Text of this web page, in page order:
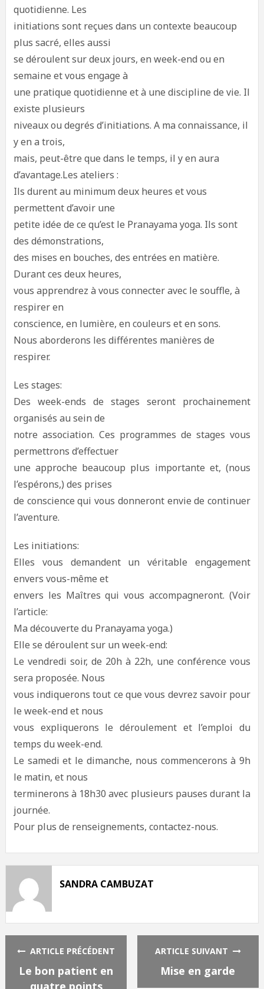
quotidienne. Les
initiations sont reçues dans un contexte beaucoup
plus sacré, elles aussi
se déroulent sur deux jours, en week-end ou en
semaine et vous engage à
une pratique quotidienne et à une discipline de vie. Il
existe plusieurs
niveaux ou degrés d’initiations. A ma connaissance, il
y en a trois,
mais, peut-être que dans le temps, il y en aura
d’avantage.Les ateliers :
Ils durent au minimum deux heures et vous
permettent d’avoir une
petite idée de ce qu’est le Pranayama yoga. Ils sont
des démonstrations,
des mises en bouches, des entrées en matière.
Durant ces deux heures,
vous apprendrez à vous connecter avec le souffle, à
respirer en
conscience, en lumière, en couleurs et en sons.
Nous aborderons les différentes manières de
respirer.
Les stages:
Des week-ends de stages seront prochainement
organisés au sein de
notre association. Ces programmes de stages vous
permettrons d’effectuer
une approche beaucoup plus importante et, (nous
l’espérons,) des prises
de conscience qui vous donneront envie de continuer
l’aventure.
Les initiations:
Elles vous demandent un véritable engagement
envers vous-même et
envers les Maîtres qui vous accompagneront. (Voir
l’article:
Ma découverte du Pranayama yoga.)
Elle se déroulent sur un week-end:
Le vendredi soir, de 20h à 22h, une conférence vous
sera proposée. Nous
vous indiquerons tout ce que vous devrez savoir pour
le week-end et nous
vous expliquerons le déroulement et l’emploi du
temps du week-end.
Le samedi et le dimanche, nous commencerons à 9h
le matin, et nous
terminerons à 18h30 avec plusieurs pauses durant la
journée.
Pour plus de renseignements, contactez-nous.
SANDRA CAMBUZAT
ARTICLE PRÉCÉDENT
Le bon patient en
quatre points
ARTICLE SUIVANT
Mise en garde